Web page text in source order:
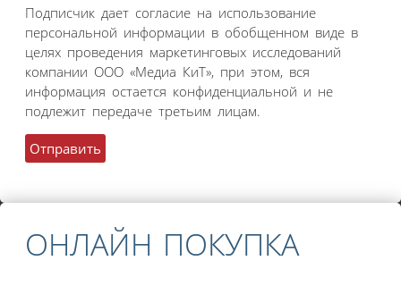
Подписчик дает согласие на использование
персональной информации в обобщенном виде в
целях проведения маркетинговых исследований
компании ООО «Медиа КиТ», при этом, вся
информация остается конфиденциальной и не
подлежит передаче третьим лицам.
ОНЛАЙН ПОКУПКА